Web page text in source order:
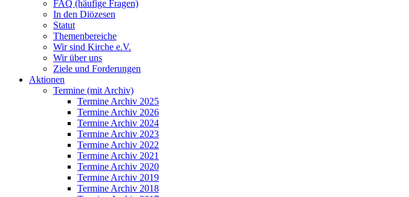
FAQ (häufige Fragen)
In den Diözesen
Statut
Themenbereiche
Wir sind Kirche e.V.
Wir über uns
Ziele und Forderungen
Aktionen
Termine (mit Archiv)
Termine Archiv 2025
Termine Archiv 2026
Termine Archiv 2024
Termine Archiv 2023
Termine Archiv 2022
Termine Archiv 2021
Termine Archiv 2020
Termine Archiv 2019
Termine Archiv 2018